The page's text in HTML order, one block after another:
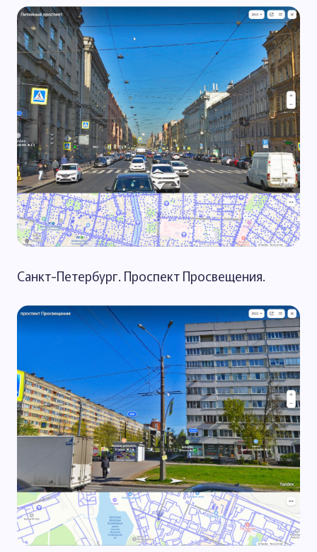
Санкт-Петербург. Проспект Просвещения.